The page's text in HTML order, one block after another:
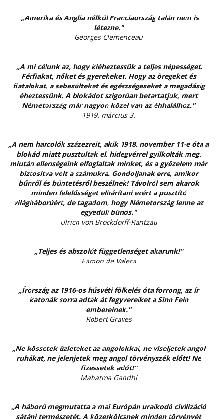
„Amerika és Anglia nélkül Franciaország talán nem is
létezne."
Georges Clemenceau
„A mi célunk az, hogy kiéheztessük a teljes népességet.
Férfiakat, nőket és gyerekeket. Hogy az öregeket és
fiatalokat, a sebesülteket és egészségeseket a megadásig
éheztessünk. A blokádot szigorúan betartatjuk, mert
Németország már nagyon közel van az éhhalálhoz."
1919. március 3.
„A nem harcolók százezreit, akik 1918. november 11-e óta a
blokád miatt pusztultak el, hidegvérrel gyilkolták meg,
miután ellenségeink elfoglaltak minket, és a győzelem már
biztosítva volt a számukra. Gondoljanak erre, amikor
bűnről és büntetésről beszélnek! Távolról sem akarok
minden felelősséget elhárítani ezért a pusztító
világháborúért, de tagadom, hogy Németország lenne az
egyedüli bűnös."
Ulrich von Brockdorff-Rantzau
„Teljes és abszolút függetlenséget akarunk!"
Eamon de Valera
„Írország az 1916-os húsvéti fölkelés óta forrong, az ír
katonák sorra adták át fegyvereiket a Sinn Fein
embereinek."
Robert Graves
„Ne kössetek üzleteket az angolokkal, ne viseljetek angol
ruhákat, ne jelenjetek meg angol törvényszék előtt! Ne
fizessetek adót!"
Mahatma Gandhi
„A háború megmutatta a mai Európán uralkodó civilizáció
sátáni természetét. A közerkölcsnek minden törvényét